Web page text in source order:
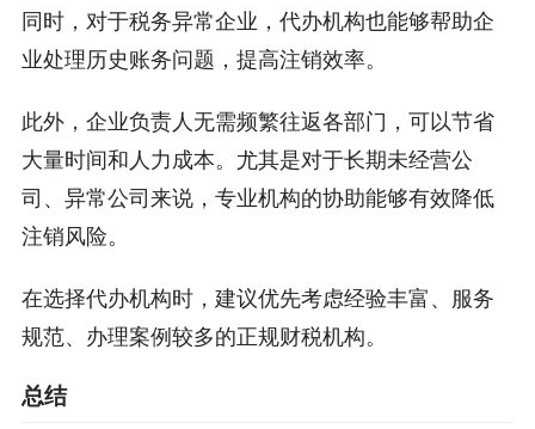
同时，对于税务异常企业，代办机构也能够帮助企
业处理历史账务问题，提高注销效率。
此外，企业负责人无需频繁往返各部门，可以节省
大量时间和人力成本。尤其是对于长期未经营公
司、异常公司来说，专业机构的协助能够有效降低
注销风险。
在选择代办机构时，建议优先考虑经验丰富、服务
规范、办理案例较多的正规财税机构。
总结